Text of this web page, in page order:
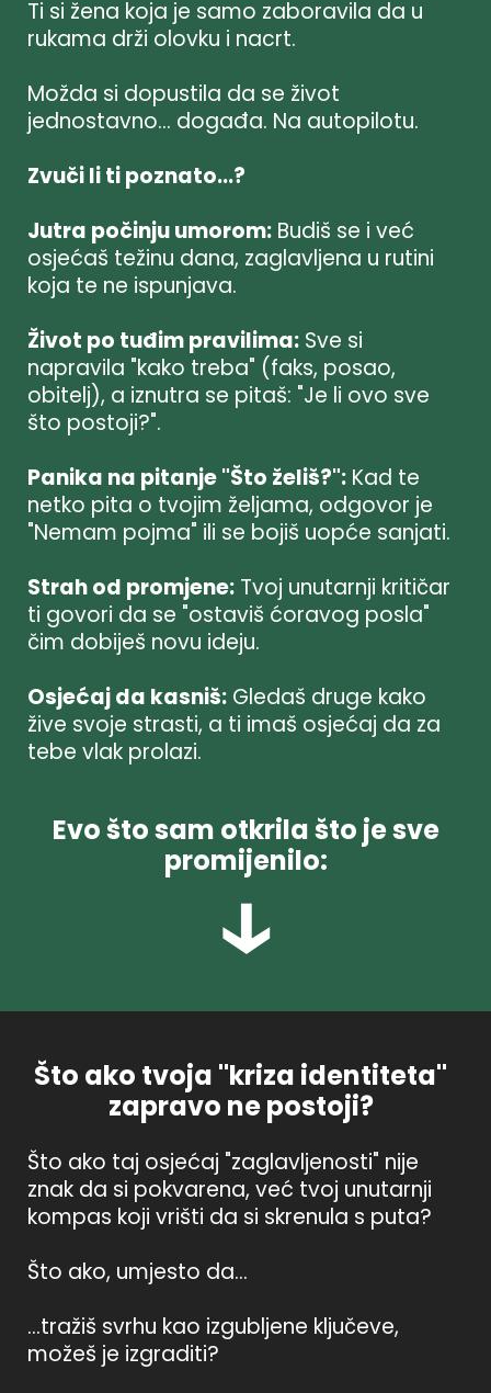
Ti si žena koja je samo zaboravila da u
rukama drži olovku i nacrt.
Možda si dopustila da se život
jednostavno... događa. Na autopilotu.
Zvuči li ti poznato...?
Jutra počinju umorom: Budiš se i već
osjećaš težinu dana, zaglavljena u rutini
koja te ne ispunjava.
Život po tuđim pravilima: Sve si
napravila "kako treba" (faks, posao,
obitelj), a iznutra se pitaš: "Je li ovo sve
što postoji?".
Panika na pitanje "Što želiš?": Kad te
netko pita o tvojim željama, odgovor je
"Nemam pojma" ili se bojiš uopće sanjati.
Strah od promjene: Tvoj unutarnji kritičar
ti govori da se "ostaviš ćoravog posla"
čim dobiješ novu ideju.
Osjećaj da kasniš: Gledaš druge kako
žive svoje strasti, a ti imaš osjećaj da za
tebe vlak prolazi.
Evo što sam otkrila što je sve
promijenilo:
↓
Što ako tvoja "kriza identiteta"
zapravo ne postoji?
Što ako taj osjećaj "zaglavljenosti" nije
znak da si pokvarena, već tvoj unutarnji
kompas koji vrišti da si skrenula s puta?
Što ako, umjesto da...
...tražiš svrhu kao izgubljene ključeve,
možeš je izgraditi?